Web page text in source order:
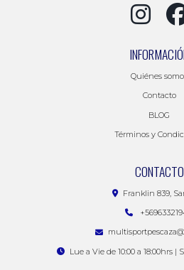
Quiénes
Contacto
BLOG
Términos y
CONTACTO
Franklin 839,
Lue a Vie de 10:00 a 18:00hrs |